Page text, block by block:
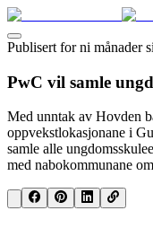
Publisert for ni månader
PwC vil samle
Med unntak av Hovden
oppvekstlokasjonane i
samle alle
med nabokommunane